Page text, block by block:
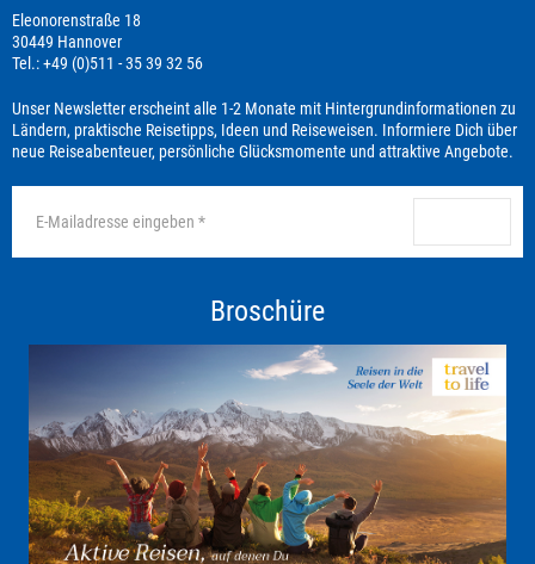
Eleonorenstraße 18
30449 Hannover
Tel.: +49 (0)511 - 35 39 32 56
Unser Newsletter erscheint alle 1-2 Monate mit Hintergrundinformationen zu
Ländern, praktische Reisetipps, Ideen und Reiseweisen. Informiere Dich über
neue Reiseabenteuer, persönliche Glücksmomente und attraktive Angebote.
Broschüre